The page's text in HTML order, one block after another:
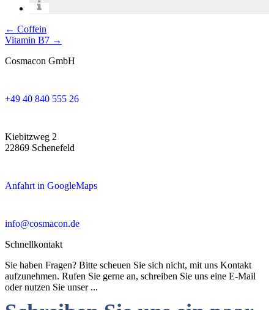
Posts
navigation
← Coffein
Vitamin B7 →
Cosmacon GmbH
+49 40 840 555 26
Kiebitzweg 2
22869 Schenefeld
Anfahrt in GoogleMaps
info@cosmacon.de
Schnellkontakt
Sie haben Fragen? Bitte scheuen Sie sich nicht, mit uns Kontakt
aufzunehmen. Rufen Sie gerne an, schreiben Sie uns eine E-Mail
oder nutzen Sie unser ...